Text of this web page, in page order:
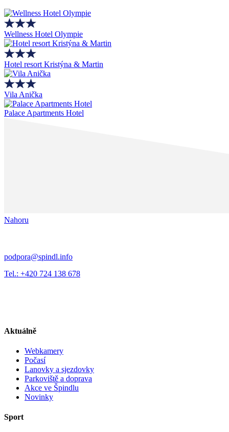
Wellness Hotel Olympie
Hotel resort Kristýna & Martin
Vila Anička
Palace Apartments Hotel
Nahoru
podpora@spindl.info
Tel.: +420 724 138 678
Aktuálně
Webkamery
Počasí
Lanovky a sjezdovky
Parkoviště a doprava
Akce ve Špindlu
Novinky
Sport